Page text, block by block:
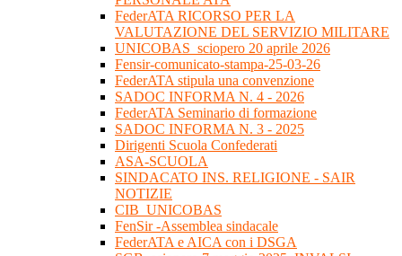
FederATA RICORSO PER LA
VALUTAZIONE DEL SERVIZIO MILITARE
UNICOBAS_sciopero 20 aprile 2026
Fensir-comunicato-stampa-25-03-26
FederATA stipula una convenzione
SADOC INFORMA N. 4 - 2026
FederATA Seminario di formazione
SADOC INFORMA N. 3 - 2025
Dirigenti Scuola Confederati
ASA-SCUOLA
SINDACATO INS. RELIGIONE - SAIR
NOTIZIE
CIB_UNICOBAS
FenSir -Assemblea sindacale
FederATA e AICA con i DSGA